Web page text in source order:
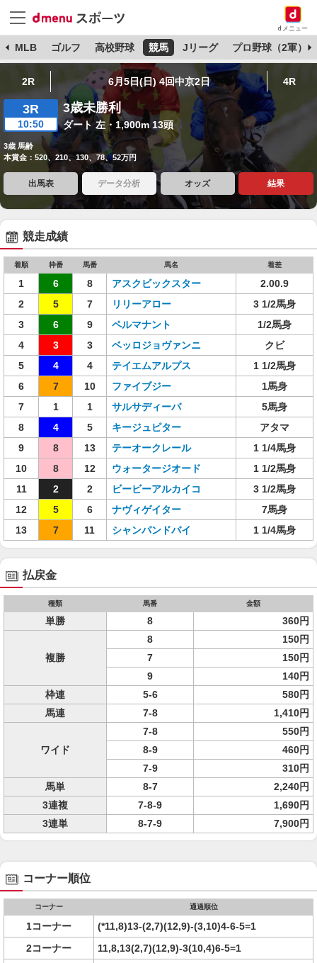
dメニュー
MLB ゴルフ 高校野球 競馬 Jリーグ プロ野球（2軍）
2R 6月5日(日) 4回中京2日 4R
3R
10:50
3歳未勝利
ダート 左・1,900m 13頭
3歳 馬齢
本賞金：520、210、130、78、52万円
出馬表 データ分析 オッズ 結果
競走成績
着順 枠番 馬番 馬名 着差
1 6 8 アスクビックスター
2.00.9
2
5 7 リリーアロー
3 1/2馬身
3
6 9 ペルマナント
1/2馬身
4
3 3 ベッロジョヴァンニ
クビ
5
4 4 テイエムアルプス
1 1/2馬身
6
7 10 ファイブジー
1馬身
7
1 1 サルサディーバ
5馬身
8
4 5 キージュピター
アタマ
9
8 13 テーオークレール
1 1/4馬身
10
8 12 ウォータージオード
1 1/2馬身
11
2 2 ビービーアルカイコ
3 1/2馬身
12
5 6 ナヴィゲイター
7馬身
13
7 11 シャンパンドバイ 1 1/4馬身
払戻金
種類 馬番 金額
単勝 8 360円
複勝
8
150円
7
150円
9
140円
枠連
5-6
580円
馬連
7-8 1,410円
ワイド
7-8
550円
8-9
460円
7-9
310円
馬単
8-7
2,240円
3連複
7-8-9
1,690円
3連単
8-7-9 7,900円
コーナー順位
コーナー 通過順位
1コーナー
(*11,8)13-(2,7)(12,9)-(3,10)4-6-5=1
2コーナー
11,8,13(2,7)(12,9)-3(10,4)6-5=1